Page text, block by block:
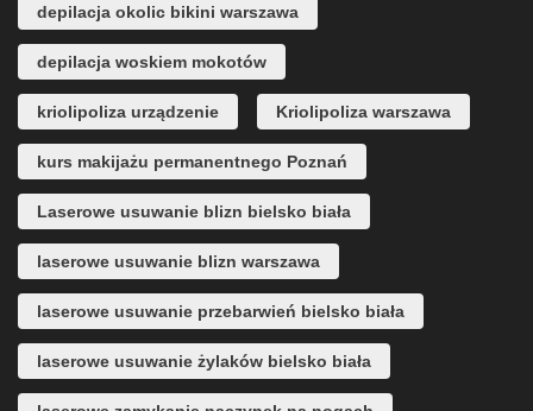
depilacja okolic bikini warszawa
depilacja woskiem mokotów
kriolipoliza urządzenie Kriolipoliza warszawa
kurs makijażu permanentnego Poznań
Laserowe usuwanie blizn bielsko biała
laserowe usuwanie blizn warszawa
laserowe usuwanie przebarwień bielsko biała
laserowe usuwanie żylaków bielsko biała